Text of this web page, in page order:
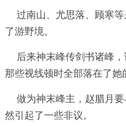
过南山、尤思落、顾寒等
了游野境。
后来神末峰传剑书诸峰，
那些视线顿时全部落在了她
做为神末峰主，赵腊月要
然引起了一些非议。